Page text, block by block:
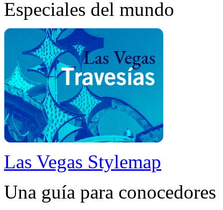
Especiales del mundo
Las Vegas Stylemap
Una guía para conocedores